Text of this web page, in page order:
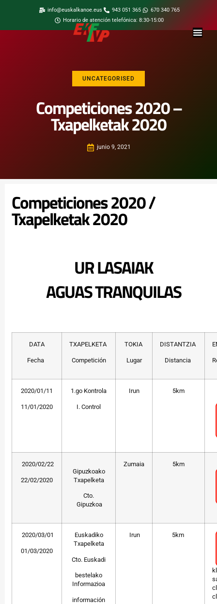
info@euskalkanoe.eus 943 051 365
670 340 765
Horario de atención telefónica: 8:30-15:00
UNCATEGORISED
Competiciones 2020 –
Txapelketak 2020
junio 9, 2021
Competiciones 2020 /
Txapelketak 2020
UR LASAIAK
AGUAS TRANQUILAS
DATA
Fecha
TXAPELKETA
Competición
TOKIA
Lugar
DISTANTZIA
Distancia
2020/01/11
11/01/2020
1.go Kontrola
I. Control
Irun 5km
2020/02/22
22/02/2020
Gipuzkoako
Txapelketa
Cto.
Gipuzkoa
Zumaia 5km
2020/03/01
01/03/2020
Euskadiko
Txapelketa
Cto. Euskadi
bestelako
Informazioa
información
Irun 5km